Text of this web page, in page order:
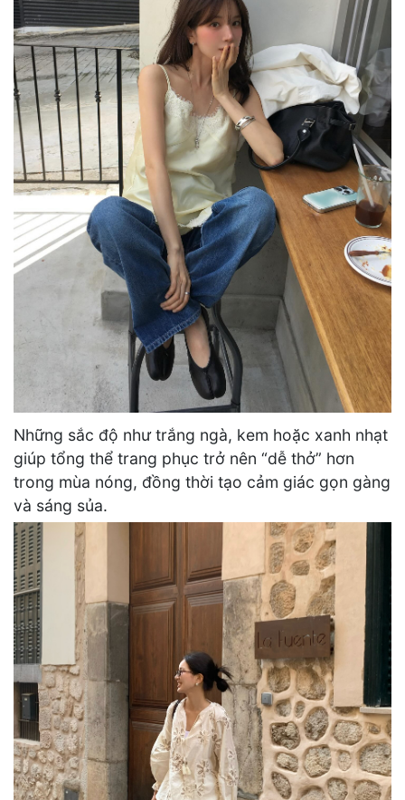
Những sắc độ như trắng ngà, kem hoặc xanh nhạt
giúp tổng thể trang phục trở nên “dễ thở” hơn
trong mùa nóng, đồng thời tạo cảm giác gọn gàng
và sáng sủa.